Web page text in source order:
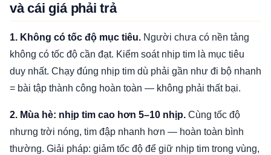
và cái giá phải trả
1. Không có tốc độ mục tiêu. Người chưa có nền tảng
không có tốc độ cần đạt. Kiểm soát nhịp tim là mục tiêu
duy nhất. Chạy đúng nhịp tim dù phải gần như đi bộ nhanh
= bài tập thành công hoàn toàn — không phải thất bại.
2. Mùa hè: nhịp tim cao hơn 5–10 nhịp. Cùng tốc độ
nhưng trời nóng, tim đập nhanh hơn — hoàn toàn bình
thường. Giải pháp: giảm tốc độ để giữ nhịp tim trong vùng,